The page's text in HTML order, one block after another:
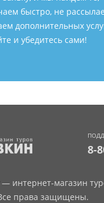
быстро, не
дополнительных
и убедитесь сами!
8-
интернет-магазин
права защищены.